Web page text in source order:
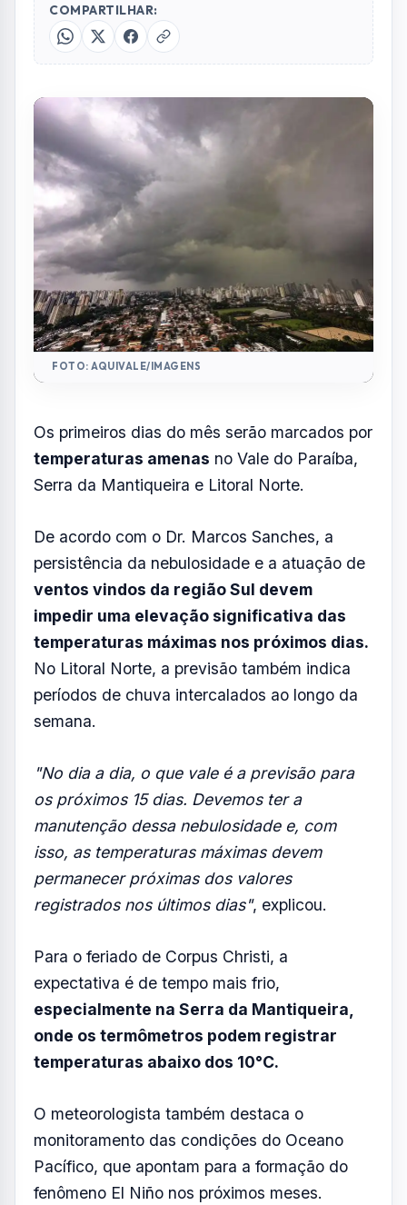
COMPARTILHAR:
FOTO: AQUIVALE/IMAGENS
Os primeiros dias do mês serão marcados por
temperaturas amenas no Vale do Paraíba,
Serra da Mantiqueira e Litoral Norte.
De acordo com o Dr. Marcos Sanches, a
persistência da nebulosidade e a atuação de
ventos vindos da região Sul devem
impedir uma elevação significativa das
temperaturas máximas nos próximos dias.
No Litoral Norte, a previsão também indica
períodos de chuva intercalados ao longo da
semana.
"No dia a dia, o que vale é a previsão para
os próximos 15 dias. Devemos ter a
manutenção dessa nebulosidade e, com
isso, as temperaturas máximas devem
permanecer próximas dos valores
registrados nos últimos dias", explicou.
Para o feriado de Corpus Christi, a
expectativa é de tempo mais frio,
especialmente na Serra da Mantiqueira,
onde os termômetros podem registrar
temperaturas abaixo dos 10°C.
O meteorologista também destaca o
monitoramento das condições do Oceano
Pacífico, que apontam para a formação do
fenômeno El Niño nos próximos meses.